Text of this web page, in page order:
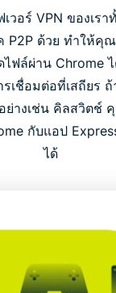
วอร์ VPN ของเรา
P2P ด้วย ทำให้คุ
ฟล์ผ่าน Chrome
เชื่อมต่อที่เสถียร
ย่างเช่น คิลสวิตช์
กับแอป
ได้